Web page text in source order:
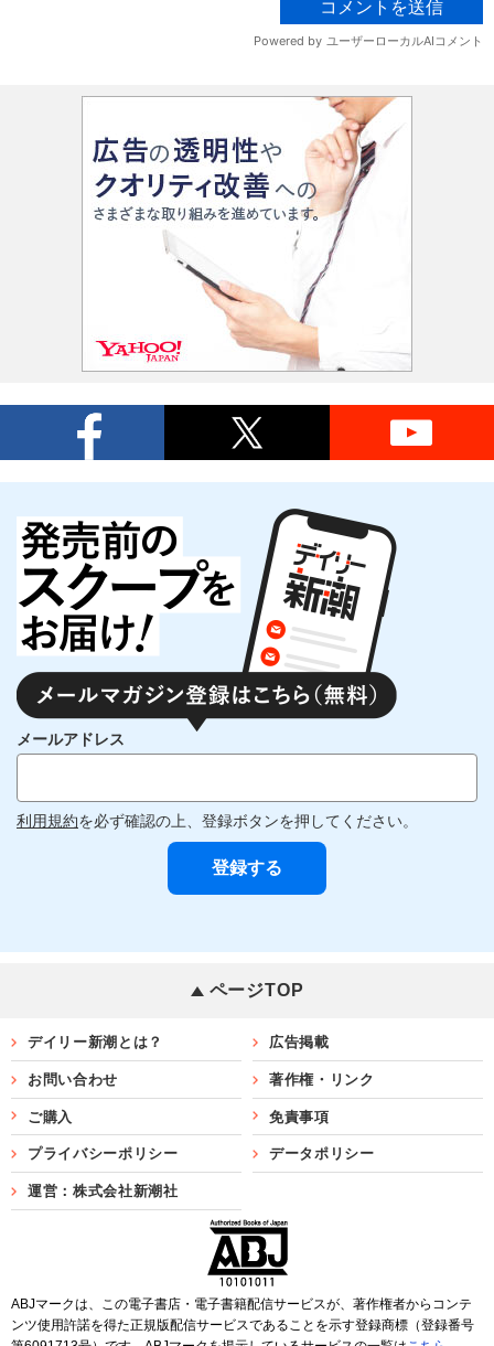
メールアドレス
利用規約を必ず確認の上、登録ボタンを押してください。
ページTOP
デイリー新潮とは？ 広告掲載
お問い合わせ 著作権・リンク
ご購入 免責事項
プライバシーポリシー データポリシー
運営：株式会社新潮社
ABJマークは、この電子書店・電子書籍配信サービスが、著作権者からコンテ
ンツ使用許諾を得た正規版配信サービスであることを示す登録商標（登録番号